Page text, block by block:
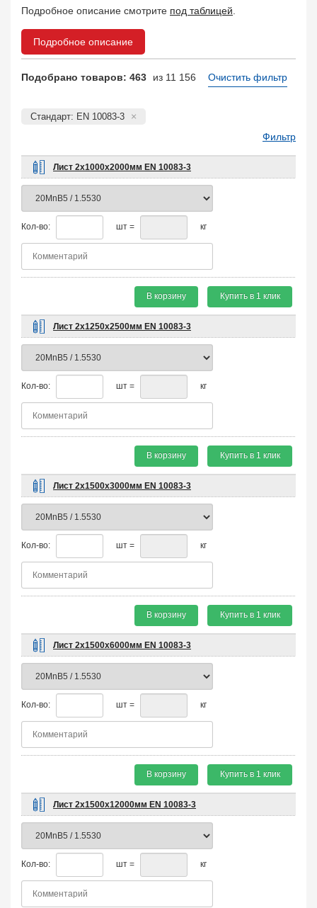
Уголок 332
Полособульб 54
Рельсы
Заказать в 1 клик
Подробное описание смотрите под таблицей
Подробное описание
Подобрано товаров: 463 из 11 156 Очистить фильтр
Стандарт: EN 10083-3
Фильтр
Лист 2х1000х2000мм EN 10083-3
Кол-во: шт = кг
В корзину Купить в 1 клик
Лист 2х1250х2500мм EN 10083-3
Кол-во: шт = кг
В корзину Купить в 1 клик
Лист 2х1500х3000мм EN 10083-3
Кол-во: шт = кг
В корзину Купить в 1 клик
Лист 2х1500х6000мм EN 10083-3
Кол-во: шт = кг
В корзину Купить в 1 клик
Лист 2х1500х12000мм EN 10083-3
Кол-во: шт = кг